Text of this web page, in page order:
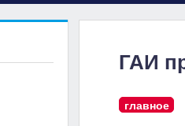
ГАИ
главное